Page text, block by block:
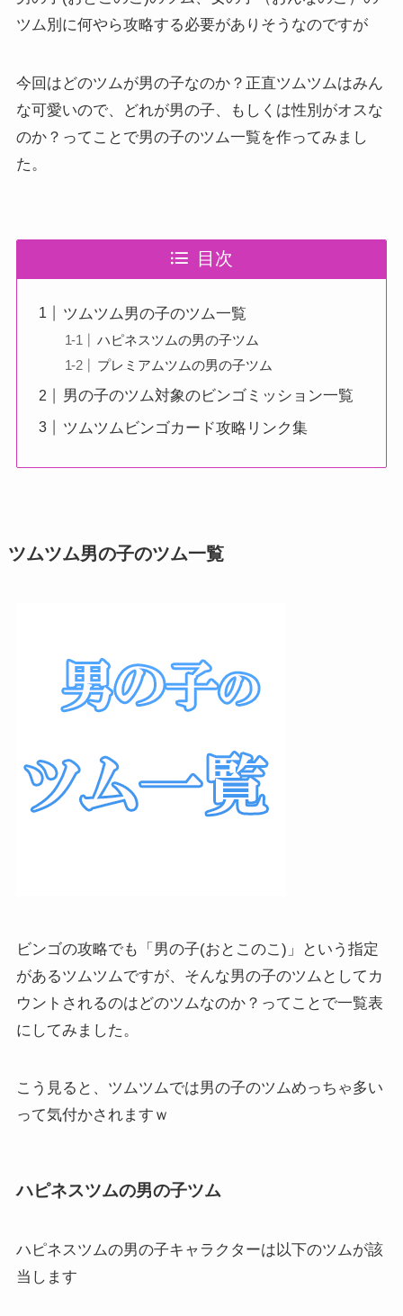
ツム別に何やら攻略する必要がありそうなのですが
今回はどのツムが男の子なのか？正直ツムツムはみん
な可愛いので、どれが男の子、もしくは性別がオスな
のか？ってことで男の子のツム一覧を作ってみまし
た。
目次
ツムツム男の子のツム一覧
ハピネスツムの男の子ツム
プレミアムツムの男の子ツム
男の子のツム対象のビンゴミッション一覧
ツムツムビンゴカード攻略リンク集
ツムツム男の子のツム一覧
ビンゴの攻略でも「男の子(おとこのこ)」という指定
があるツムツムですが、そんな男の子のツムとしてカ
ウントされるのはどのツムなのか？ってことで一覧表
にしてみました。
こう見ると、ツムツムでは男の子のツムめっちゃ多い
って気付かされますｗ
ハピネスツムの男の子ツム
ハピネスツムの男の子キャラクターは以下のツムが該
当します